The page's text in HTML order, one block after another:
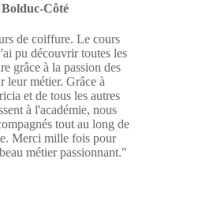
Côté
de coiffure. Le cours
pu découvrir toutes les
grâce à la passion des
leur métier. Grâce à
et de tous les autres
à l'académie, nous
tout au long de
Merci mille fois pour
métier passionnant."